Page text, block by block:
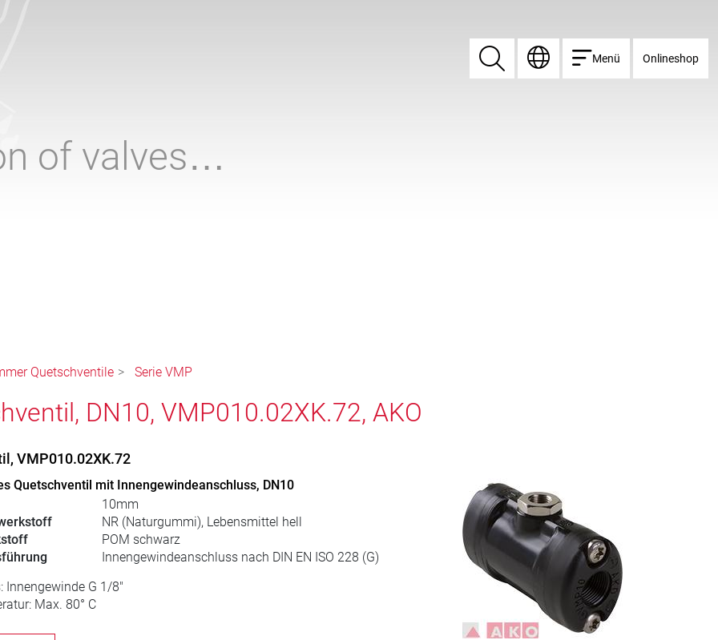
Suchen
Suchen Menü Onlineshop
of valves…
Quetschventile Serie VMP
DN10, VMP010.02XK.72, AKO
VMP010.02XK.72
Quetschventil mit Innengewindeanschluss, DN10
10mm
NR (Naturgummi), Lebensmittel hell
POM schwarz
Innengewindeanschluss nach DIN EN ISO 228 (G)
Innengewinde G 1/8"
Max. 80° C